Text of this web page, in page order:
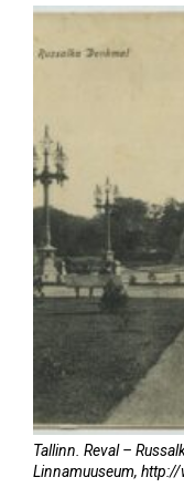
Tallinn. Reval –
Linnamuuseum,